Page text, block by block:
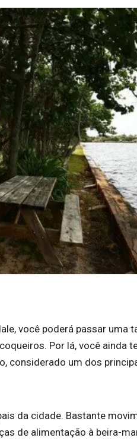
você poderá passar uma
Por lá, você ainda
considerado um dos
da cidade. Bastante
de alimentação à beira-